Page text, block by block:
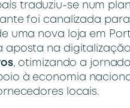
traduziu-se num
foi canalizada
uma nova loja em
aposta na
, otimizando a
à economia
locais.